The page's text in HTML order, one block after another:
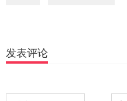
发表评论